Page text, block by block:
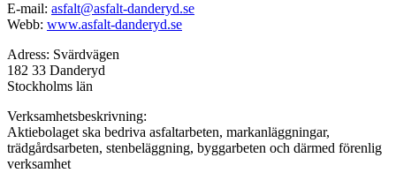
E-mail: asfalt@asfalt-danderyd.se
Webb: www.asfalt-danderyd.se
Adress: Svärdvägen
182 33 Danderyd
Stockholms län
Verksamhetsbeskrivning:
Aktiebolaget ska bedriva asfaltarbeten, markanläggningar,
trädgårdsarbeten, stenbeläggning, byggarbeten och därmed förenlig
verksamhet